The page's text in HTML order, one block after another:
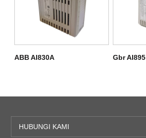
ABB AI830A Gbr AI895
HUBUNGI KAMI